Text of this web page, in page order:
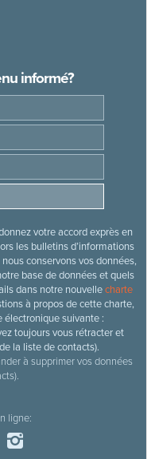
informé?
votre accord exprès en
les bulletins d’informations
conservons vos données,
base de données et quels
dans notre nouvellecharte
à propos de cette charte,
électronique suivante :
toujours vous rétracter et
la liste de contacts).
à supprimer vos données
ligne: